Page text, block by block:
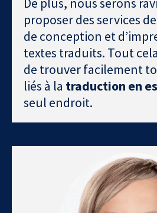
proposer des services
de conception et
textes traduits. Tout
de trouver facilement
liés à la traduction en
seul endroit.